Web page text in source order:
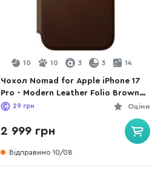
10 10 3 3 14
Чохол Nomad for Apple iPhone 17
Pro - Modern Leather Folio Brown
(NM014186858)
Оціни
29 грн
2 999 грн
Відправимо 10/08